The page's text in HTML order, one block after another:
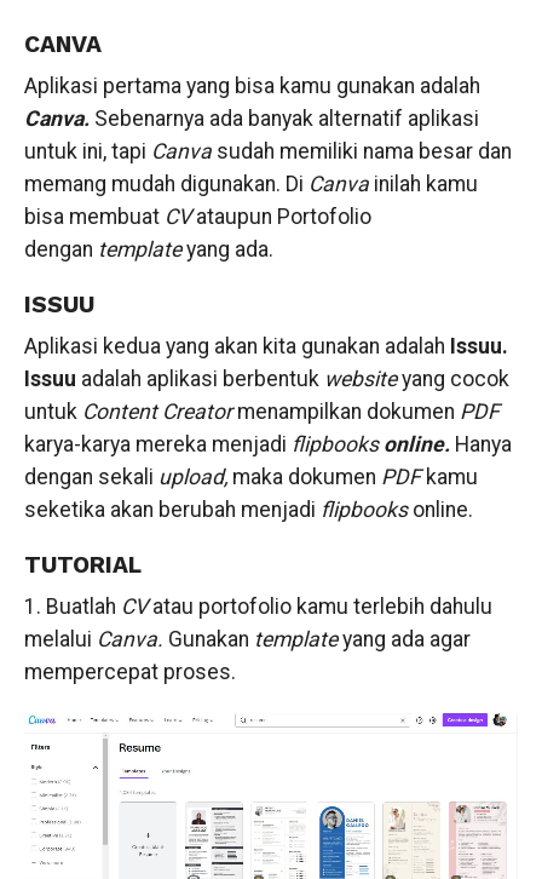
CANVA
Aplikasi pertama yang bisa kamu gunakan adalah
Canva. Sebenarnya ada banyak alternatif aplikasi
untuk ini, tapi Canva sudah memiliki nama besar dan
memang mudah digunakan. Di Canva inilah kamu
bisa membuat CVataupun Portofolio
dengan templateyang ada.
ISSUU
Aplikasi kedua yang akan kita gunakan adalah Issuu.
Issuu adalah aplikasi berbentuk websiteyang cocok
untuk Content Creatormenampilkan dokumen PDF
karya-karya mereka menjadi flipbooks online.Hanya
dengan sekali upload, maka dokumen PDFkamu
seketika akan berubah menjadi flipbooks online.
TUTORIAL
1. Buatlah CVatau portofolio kamu terlebih dahulu
melalui Canva. Gunakan templateyang ada agar
mempercepat proses.